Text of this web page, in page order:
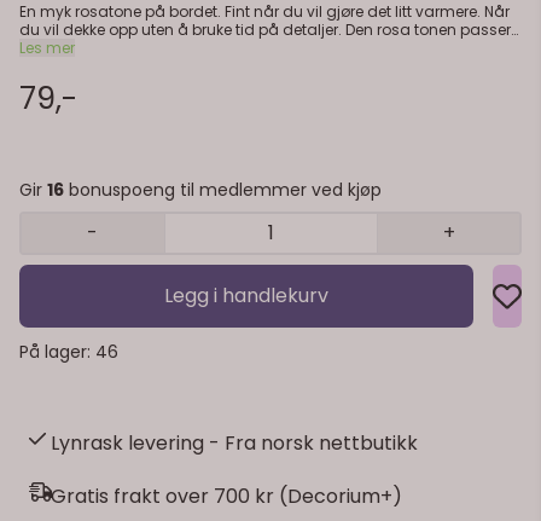
En myk rosatone på bordet. Fint når du vil gjøre det litt varmere. Når
du vil dekke opp uten å bruke tid på detaljer. Den rosa tonen passer
godt sammen med hvitt og lyse tekstiler. Praktisk info: - Størrelse: 40
Serie: Elegance
Les mer
79,-
Gir 16 bonuspoeng til medlemmer ved kjøp
- +
Legg i handlekurv
På lager: 46
Lynrask levering - Fra norsk nettbutikk
Gratis frakt over 700 kr (Decorium+)